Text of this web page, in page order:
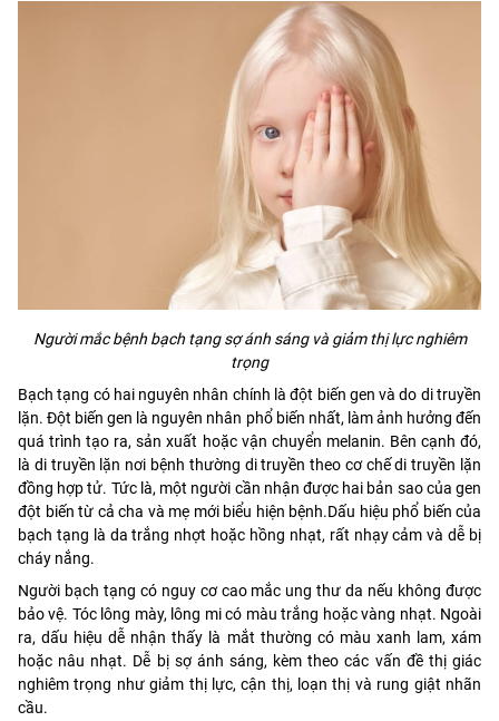
Người mắc bệnh bạch tạng sợ ánh sáng và giảm thị lực nghiêm
trọng
Bạch tạng có hai nguyên nhân chính là đột biến gen và do di truyền
lặn. Đột biến gen là nguyên nhân phổ biến nhất, làm ảnh hưởng đến
quá trình tạo ra, sản xuất hoặc vận chuyển melanin. Bên cạnh đó,
là di truyền lặn nơi bệnh thường di truyền theo cơ chế di truyền lặn
đồng hợp tử. Tức là, một người cần nhận được hai bản sao của gen
đột biến từ cả cha và mẹ mới biểu hiện bệnh.Dấu hiệu phổ biến của
bạch tạng là da trắng nhợt hoặc hồng nhạt, rất nhạy cảm và dễ bị
cháy nắng.
Người bạch tạng có nguy cơ cao mắc ung thư da nếu không được
bảo vệ. Tóc lông mày, lông mi có màu trắng hoặc vàng nhạt. Ngoài
ra, dấu hiệu dễ nhận thấy là mắt thường có màu xanh lam, xám
hoặc nâu nhạt. Dễ bị sợ ánh sáng, kèm theo các vấn đề thị giác
nghiêm trọng như giảm thị lực, cận thị, loạn thị và rung giật nhãn
cầu.